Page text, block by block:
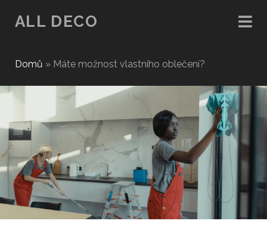
ALL DECO
Domů » Máte možnost vlastního oblečení?